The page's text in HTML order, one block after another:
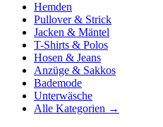
Hemden
Pullover & Strick
Jacken & Mäntel
T-Shirts & Polos
Hosen & Jeans
Anzüge & Sakkos
Bademode
Unterwäsche
Alle Kategorien →